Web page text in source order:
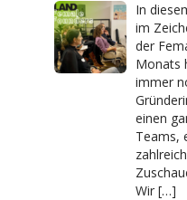
In
im
der
Monats
immer
einen
Teams,
Wir […]